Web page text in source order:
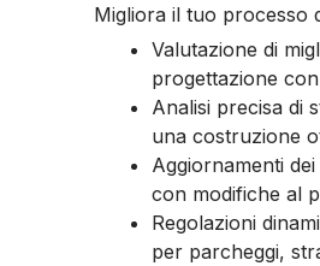
Migliora il tuo processo
Valutazione di
progettazione
Analisi precisa di
una costruzione
Aggiornamenti
con modifiche al
Regolazioni
per parcheggi,